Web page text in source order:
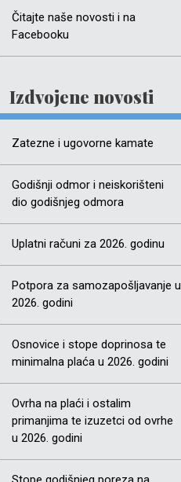
Čitajte naše novosti i na
Facebooku
Izdvojene novosti
Zatezne i ugovorne kamate
Godišnji odmor i neiskorišteni
dio godišnjeg odmora
Uplatni računi za 2026. godinu
Potpora za samozapošljavanje u
2026. godini
Osnovice i stope doprinosa te
minimalna plaća u 2026. godini
Ovrha na plaći i ostalim
primanjima te izuzetci od ovrhe
u 2026. godini